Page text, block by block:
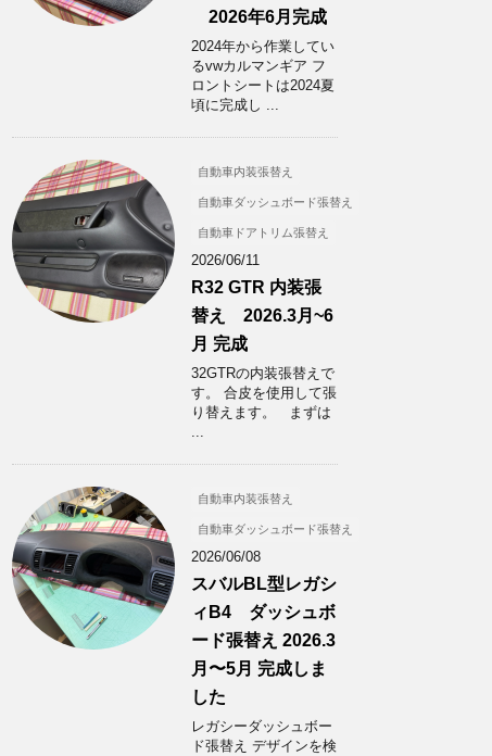
2026年6月完成
2024年から作業してい
るvwカルマンギア フ
ロントシートは2024夏
頃に完成し ...
自動車内装張替え
自動車ダッシュボード張替え
自動車ドアトリム張替え
2026/06/11
R32 GTR 内装張
替え 2026.3月~6
月 完成
32GTRの内装張替えで
す。 合皮を使用して張
り替えます。 まずは
...
自動車内装張替え
自動車ダッシュボード張替え
2026/06/08
スバルBL型レガシ
ィB4 ダッシュボ
ード張替え 2026.3
月〜5月 完成しま
した
レガシーダッシュボー
ド張替え デザインを検